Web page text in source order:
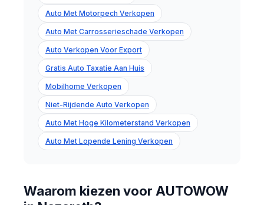
Auto Met Motorpech Verkopen
Auto Met Carrosserieschade Verkopen
Auto Verkopen Voor Export
Gratis Auto Taxatie Aan Huis
Mobilhome Verkopen
Niet-Rijdende Auto Verkopen
Auto Met Hoge Kilometerstand Verkopen
Auto Met Lopende Lening Verkopen
Waarom kiezen voor AUTOWOW